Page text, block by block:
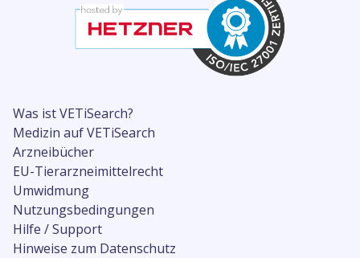
Was ist VETiSearch?
Medizin auf VETiSearch
Arzneibücher
EU-Tierarzneimittelrecht
Umwidmung
Nutzungsbedingungen
Hilfe / Support
Hinweise zum Datenschutz